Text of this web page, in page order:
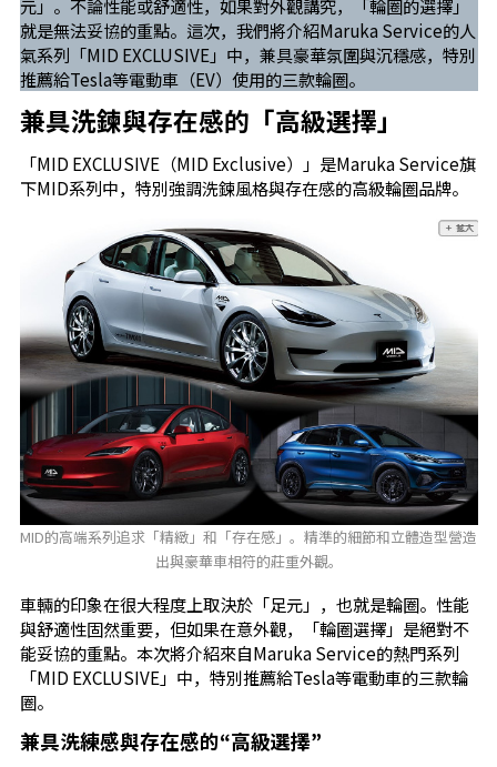
元」。不論性能或舒適性，如果對外觀講究，「輪圈的選擇」
就是無法妥協的重點。這次，我們將介紹Maruka Service的人
氣系列「MID EXCLUSIVE」中，兼具豪華氛圍與沉穩感，特別
推薦給Tesla等電動車（EV）使用的三款輪圈。
兼具洗鍊與存在感的「高級選擇」
「MID EXCLUSIVE（MID Exclusive）」是Maruka Service旗
下MID系列中，特別強調洗鍊風格與存在感的高級輪圈品牌。
MID的高端系列追求「精緻」和「存在感」。精準的細節和立體造型營造
出與豪華車相符的莊重外觀。
車輛的印象在很大程度上取決於「足元」，也就是輪圈。性能
與舒適性固然重要，但如果在意外觀，「輪圈選擇」是絕對不
能妥協的重點。本次將介紹來自Maruka Service的熱門系列
「MID EXCLUSIVE」中，特別推薦給Tesla等電動車的三款輪
圈。
兼具洗練感與存在感的“高級選擇”